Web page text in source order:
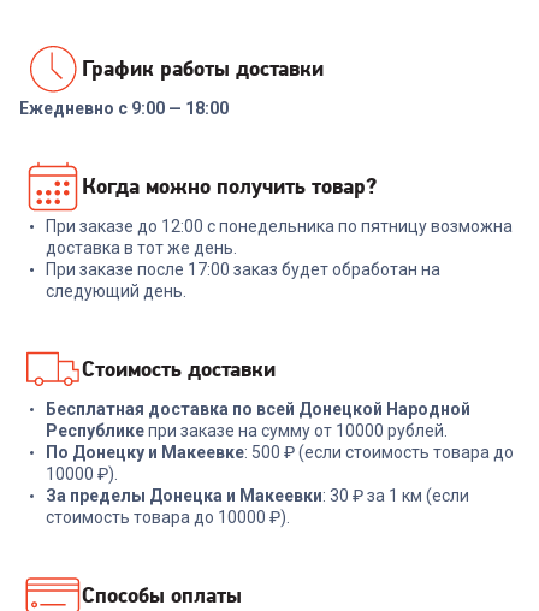
Набор ножей RONDELL RD-
1130 Urban Ultimate Набор из
5 ножей с подст.
+ 329 бонусов
10 999₽
Grillage 26 см.
2 499₽
График работы доставки
Ежедневно с 9:00 — 18:00
Когда можно получить товар?
При заказе до 12:00 с понедельника по пятницу возможна
доставка в тот же день.
При заказе после 17:00 заказ будет обработан на
следующий день.
Стоимость доставки
Бесплатная доставка по всей Донецкой Народной
Республикепри заказе на сумму от 10000 рублей.
По Донецку и Макеевке: 500 ₽ (если стоимость товара до
10000 ₽).
За пределы Донецка и Макеевки: 30 ₽ за 1 км (если
стоимость товара до 10000 ₽).
Способы оплаты